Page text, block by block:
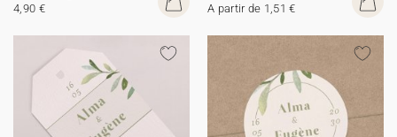
4,90 €
A partir de 1,51 €